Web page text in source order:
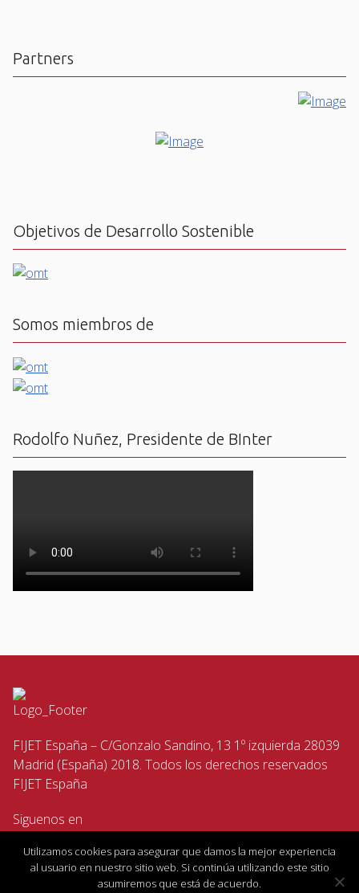
Partners
Objetivos de Desarrollo Sostenible
Somos miembros de
Rodolfo Nuñez, Presidente de BInter
FIJET España – C/Gonzalo Sandino, 13 1º izquierda 28039
Madrid (España) 2018. Todos los derechos reservados
FIJET España
Siguenos en
Utilizamos cookies para asegurar que damos la mejor experiencia
al usuario en nuestro sitio web. Si continúa utilizando este sitio
asumiremos que está de acuerdo.